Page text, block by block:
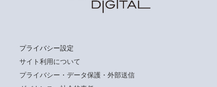
プライバシー設定
サイト利用について
プライバシー・データ保護・外部送信